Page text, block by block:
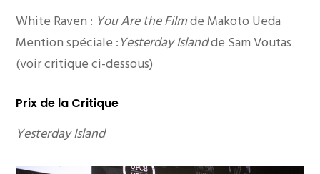
White Raven : You Are the Filmde Makoto Ueda
Mention spéciale :Yesterday Islandde Sam Voutas
(voir critique ci-dessous)
Prix de la Critique
Yesterday Island